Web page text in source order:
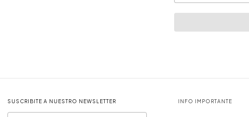
SUSCRIBITE A NUESTRO NEWSLETTER INFO IMPORTANTE